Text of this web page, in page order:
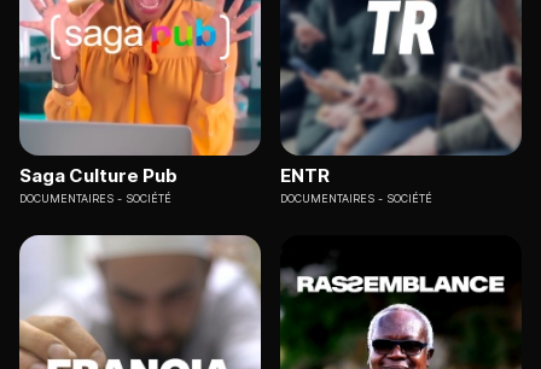
Saga Culture Pub
DOCUMENTAIRES SOCIÉTÉ
ENTR
DOCUMENTAIRES SOCIÉTÉ